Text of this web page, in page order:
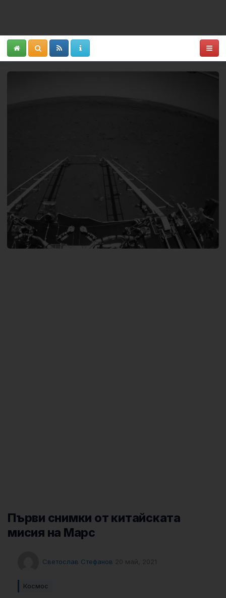
Първи снимки от китайската
мисия на Марс
Светослав Стефанов 20 май, 2021
Космос